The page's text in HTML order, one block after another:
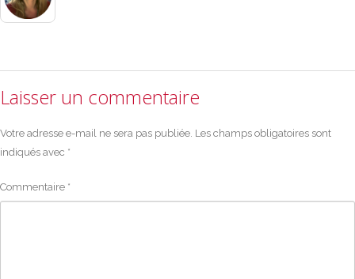
Laisser un commentaire
Votre adresse e-mail ne sera pas publiée. Les champs obligatoires sont
indiqués avec *
Commentaire *